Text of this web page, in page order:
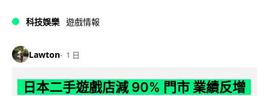
科技娛樂 遊戲情報
Lawton 1 日
日本二手遊戲店減 90% 門市 業績反增